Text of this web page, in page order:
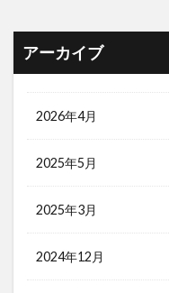
アーカイブ
2026年4月
2025年5月
2025年3月
2024年12月